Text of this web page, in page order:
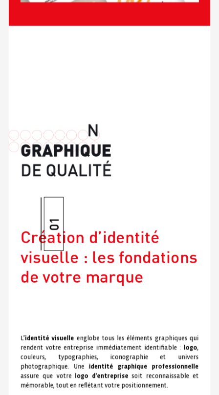
CRÉATION
GRAPHIQUE
DE QUALITÉ
Création d’identité
visuelle : les fondations
de votre marque
01
L’identité visuelle englobe tous les éléments graphiques qui
rendent votre entreprise immédiatement identifiable : logo,
couleurs, typographies, iconographie et univers
photographique. Une identité graphique professionnelle
assure que votre logo d’entreprise soit reconnaissable et
mémorable, tout en reflétant votre positionnement.